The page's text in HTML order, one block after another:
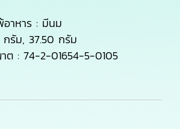
าหาร : มีนม
รัม, 37.50 กรัม
ต : 74-2-01654-5-0105